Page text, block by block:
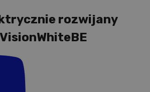
rozwijany